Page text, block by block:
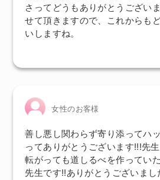
さってどうもありがとうござい
せて頂きますので、これからも
いしますね。
女性のお客様
善し悪し関わらず寄り添ってハ
ってありがとうございます!!!先
転がっても道しるべを作ってい
先生です!!ありがとうございまし